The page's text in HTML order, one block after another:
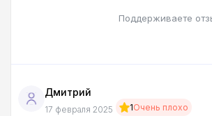
металлолом сдавай. Не
Поддерживаете
Дмитрий
17 февраля 2025 1Очень плохо